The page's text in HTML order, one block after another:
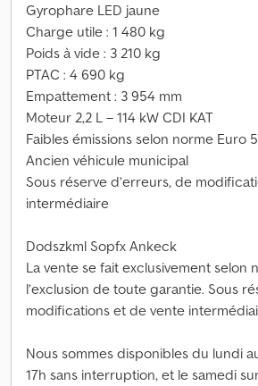
Gyrophare LED jaune
Charge utile : 1 480 kg
Poids à vide : 3 210 kg
PTAC : 4 690 kg
Empattement : 3 954 mm
Moteur 2,2 L – 114 kW CDI KAT
Faibles émissions selon norme Euro 5
Ancien véhicule municipal
Sous réserve d’erreurs, de
intermédiaire
Dodszkml Sopfx Ankeck
La vente se fait exclusivement selon
l’exclusion de toute garantie. Sous
modifications et de vente
Nous sommes disponibles du lundi
17h sans interruption, et le samedi